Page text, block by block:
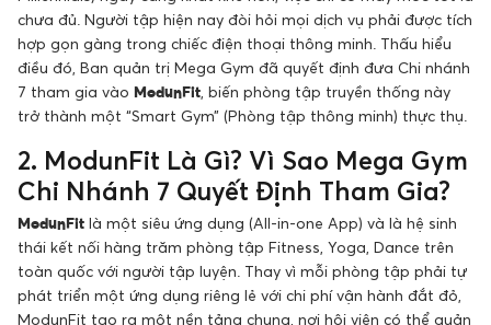
chưa đủ. Người tập hiện nay đòi hỏi mọi dịch vụ phải được tích
hợp gọn gàng trong chiếc điện thoại thông minh. Thấu hiểu
điều đó, Ban quản trị Mega Gym đã quyết định đưa Chi nhánh
7 tham gia vào ModunFit , biến phòng tập truyền thống này
trở thành một “Smart Gym” (Phòng tập thông minh) thực thụ.
2. ModunFit Là Gì? Vì Sao Mega Gym
Chi Nhánh 7 Quyết Định Tham Gia?
ModunFit là một siêu ứng dụng (All-in-one App) và là hệ sinh
thái kết nối hàng trăm phòng tập Fitness, Yoga, Dance trên
toàn quốc với người tập luyện. Thay vì mỗi phòng tập phải tự
phát triển một ứng dụng riêng lẻ với chi phí vận hành đắt đỏ,
ModunFit tạo ra một nền tảng chung, nơi hội viên có thể quản